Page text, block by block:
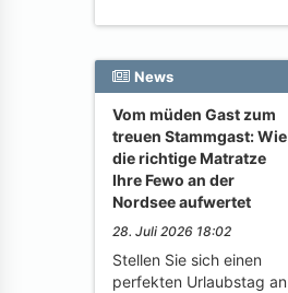
News
Vom müden Gast zum
treuen Stammgast: Wie
die richtige Matratze
Ihre Fewo an der
Nordsee aufwertet
28. Juli 2026 18:02
Stellen Sie sich einen
perfekten Urlaubstag an